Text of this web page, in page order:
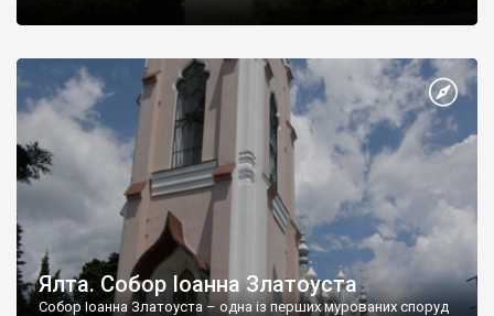
Ялта. Собор Іоанна Златоуста
Собор Іоанна Златоуста – одна із перших мурованих споруд